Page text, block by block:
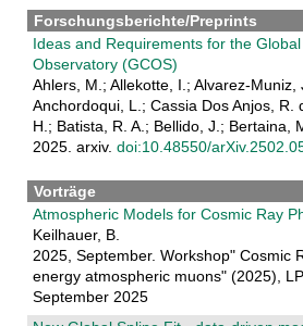
Forschungsberichte/Preprints
Ideas and Requirements for the
Observatory (GCOS)
Ahlers, M.; Allekotte, I.; Alvarez-Muniz,
Anchordoqui, L.; Cassia Dos Anjos, R.
H.; Batista, R. A.; Bellido, J.; Bertaina,
2025. arxiv. doi:10.48550/
Vorträge
Atmospheric Models for Cosmic Ray
Keilhauer, B.
2025, September. Workshop" Cosmic
energy atmospheric muons" (2025),
September 2025